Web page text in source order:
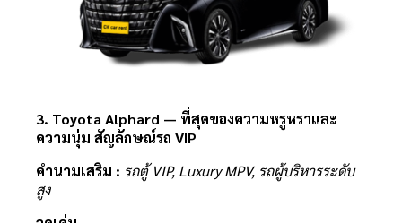
3. Toyota Alphard — ที่สุดของความหรูหราและ
ความนุ่ม สัญลักษณ์รถ VIP
คำนามเสริม : รถตู้ VIP, Luxury MPV, รถผู้บริหารระดับ
สูง